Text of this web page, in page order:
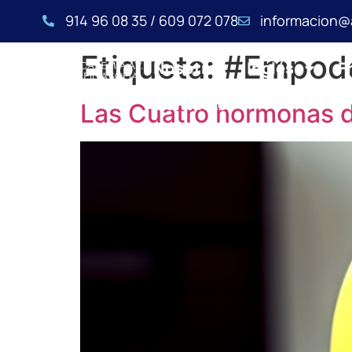
914 96 08 35 / 609 072 078
Nosotros Inglés
Contacto
Etiqueta:
Las Cuatro hormonas